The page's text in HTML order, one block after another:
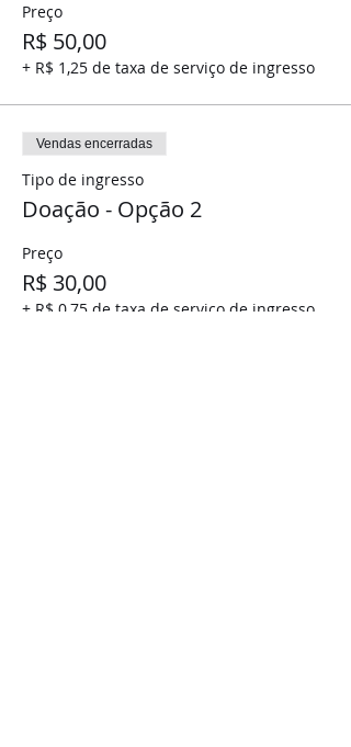
Preço
R$ 50,00
+ R$ 1,25 de taxa de serviço de ingresso
Vendas encerradas
Tipo de ingresso
Doação - Opção 2
Preço
R$ 30,00
+ R$ 0,75 de taxa de serviço de ingresso